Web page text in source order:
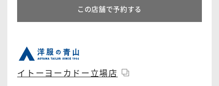
この店舗で予約する
イトーヨーカドー立場店